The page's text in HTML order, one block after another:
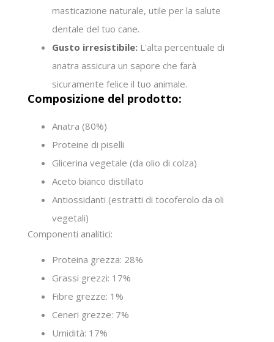
masticazione naturale, utile per la salute
dentale del tuo cane.
Gusto irresistibile: L'alta percentuale di
anatra assicura un sapore che farà
sicuramente felice il tuo animale.
Composizione del prodotto:
Anatra (80%)
Proteine di piselli
Glicerina vegetale (da olio di colza)
Aceto bianco distillato
Antiossidanti (estratti di tocoferolo da oli
vegetali)
Componenti analitici:
Proteina grezza: 28%
Grassi grezzi: 17%
Fibre grezze: 1%
Ceneri grezze: 7%
Umidità: 17%